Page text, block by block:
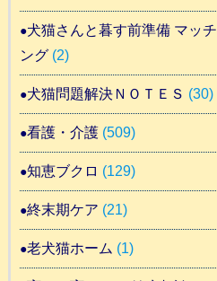
犬猫さんと暮す前準備 マッチ
ング(2)
犬猫問題解決ＮＯＴＥＳ (30)
看護・介護(509)
知恵ブクロ (129)
終末期ケア (21)
老犬猫ホーム (1)